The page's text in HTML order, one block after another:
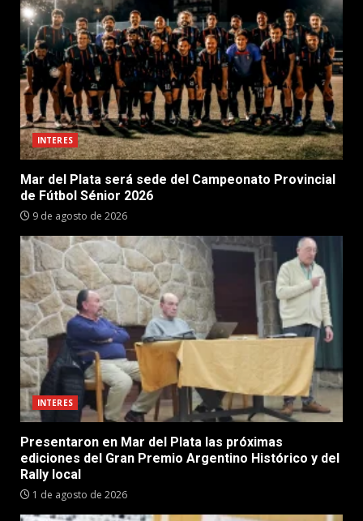
INTERES
Mar del Plata será sede del Campeonato Provincial
de Fútbol Sénior 2026
9 de agosto de 2026
INTERES
Presentaron en Mar del Plata las próximas
ediciones del Gran Premio Argentino Histórico y del
Rally local
1 de agosto de 2026